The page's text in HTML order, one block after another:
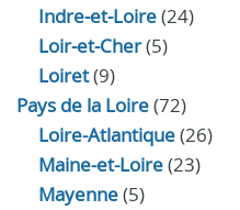
Indre‑et‑Loire(24)
Loir‑et‑Cher(5)
Loiret(9)
Pays de la Loire(72)
Loire-Atlantique(26)
Maine-et-Loire(23)
Mayenne(5)